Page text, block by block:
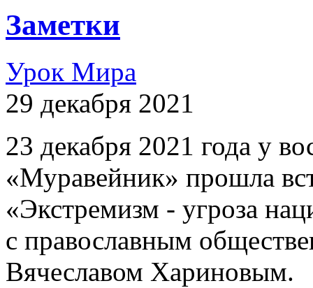
Заметки
Урок Мира
29 декабря 2021
23 декабря 2021 года у
«Муравейник» прошла
«Экстремизм - угроза
с православным
Вячеславом Хариновым.